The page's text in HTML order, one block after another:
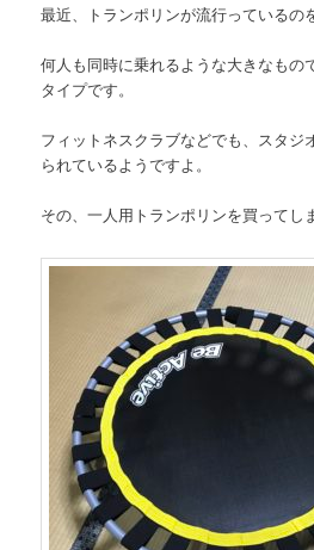
最近、トランポリンが流行っているの
何人も同時に乗れるような大きなもの
タイプです。
フィットネスクラブなどでも、スタジ
られているようですよ。
その、一人用トランポリンを買ってし